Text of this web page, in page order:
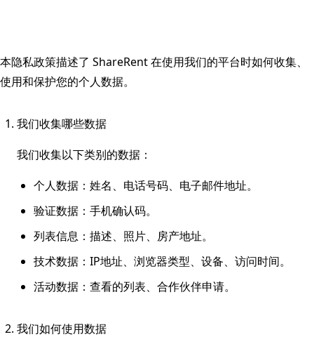
本隐私政策描述了 ShareRent 在使用我们的平台时如何收集、
使用和保护您的个人数据。
我们收集哪些数据
我们收集以下类别的数据：
个人数据：姓名、电话号码、电子邮件地址。
验证数据：手机确认码。
列表信息：描述、照片、房产地址。
技术数据：IP地址、浏览器类型、设备、访问时间。
活动数据：查看的列表、合作伙伴申请。
我们如何使用数据